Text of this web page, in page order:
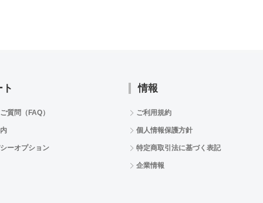
質問（FAQ）
ーオプション
情報
ご利用規約
個人情報保護方針
特定商取引法に基づく表記
企業情報